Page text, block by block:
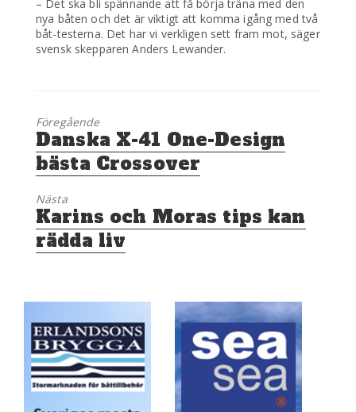
– Det ska bli spännande att få börja träna med den
nya båten och det är viktigt att komma igång med två
båt-testerna. Det har vi verkligen sett fram mot, säger
svensk skepparen Anders Lewander.
Föregående
Föregående
inlägg:
Danska X-41 One-Design
bästa Crossover
Nästa
Nästa
inlägg:
Karins och Moras tips kan
rädda liv